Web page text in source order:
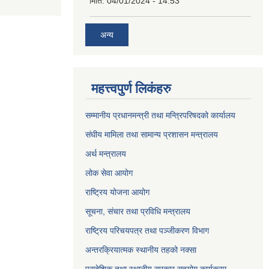
अन्य
महत्त्वपुर्ण लिकंहरु
सम्मानीय प्रधानमन्त्री तथा मन्त्रिपरिषदको कार्यालय
संघीय मामिला तथा सामान्य प्रशासन मन्त्रालय
अर्थ मन्त्रालय
लोक सेवा आयोग
राष्ट्रिय योजना आयोग
सूचना, संचार तथा प्रविधि मन्त्रालय
राष्ट्रिय परिचयपत्र तथा पञ्जीकरण विभाग
अन्तरक्रियात्मक स्थानीय तहको नक्सा